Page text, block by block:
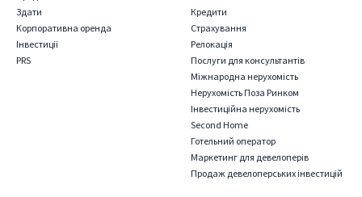
Здати
Корпоративна оренда
Iнвестиції
PRS
Кредити
Страхування
Релокація
Послуги для консультантів
Міжнародна нерухомість
Нерухомість Поза Ринком
Інвестиційна нерухомість
Second Home
Готельний оператор
Маркетинг для девелоперів
Продаж девелоперських інвестицій